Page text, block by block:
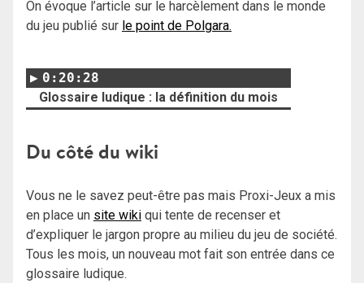
On évoque l’article sur le harcèlement dans le monde
du jeu publié sur le point de Polgara.
0:20:28
Glossaire ludique : la définition du mois
Du côté du wiki
Vous ne le savez peut-être pas mais Proxi-Jeux a mis
en place un site wiki qui tente de recenser et
d’expliquer le jargon propre au milieu du jeu de société.
Tous les mois, un nouveau mot fait son entrée dans ce
glossaire ludique.